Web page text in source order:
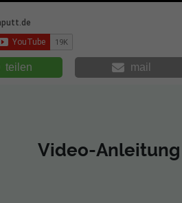
teilen mail
Video-Anleitung